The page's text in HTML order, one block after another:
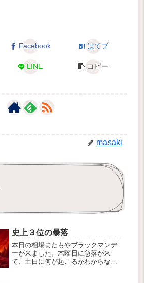
Facebook はてブ
LINE コピー
masaki
史上３位の暴落
本日の相場またもやブラックマンデ
ーが来ました。木曜日に急落が来
て、土日に何が起こるかわからない